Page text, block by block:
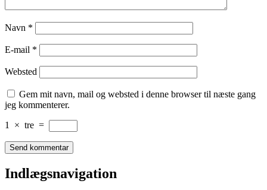
Navn *
E-mail *
Websted
Gem mit navn, mail og websted i denne browser til næste gang
jeg kommenterer.
1
× tre =
Indlægsnavigation